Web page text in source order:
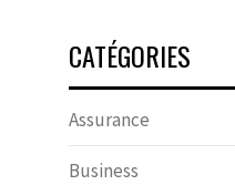
CATÉGORIES
Assurance
Business